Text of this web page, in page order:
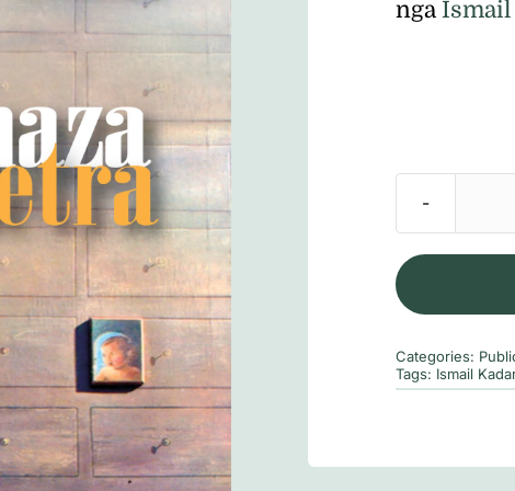
nga Ismail
Categories:
Tags: Ismail